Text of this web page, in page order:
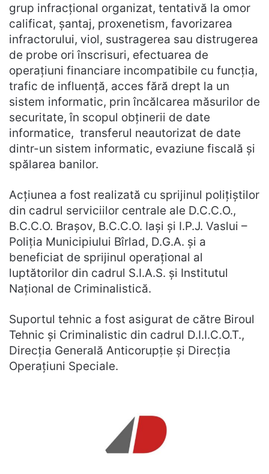
grup infracțional organizat, tentativă la omor
calificat, șantaj, proxenetism, favorizarea
infractorului, viol, sustragerea sau distrugerea
de probe ori înscrisuri, efectuarea de
operațiuni financiare incompatibile cu funcția,
trafic de influență, acces fără drept la un
sistem informatic, prin încălcarea măsurilor de
securitate, în scopul obținerii de date
informatice, transferul neautorizat de date
dintr-un sistem informatic, evaziune fiscală și
spălarea banilor.
Acțiunea a fost realizată cu sprijinul polițiștilor
din cadrul serviciilor centrale ale D.C.C.O.,
B.C.C.O. Brașov, B.C.C.O. Iași și I.P.J. Vaslui –
Poliția Municipiului Bîrlad, D.G.A. și a
beneficiat de sprijinul operațional al
luptătorilor din cadrul S.I.A.S. și Institutul
Național de Criminalistică.
Suportul tehnic a fost asigurat de către Biroul
Tehnic și Criminalistic din cadrul D.I.I.C.O.T.,
Direcția Generală Anticorupție și Direcția
Operațiuni Speciale.